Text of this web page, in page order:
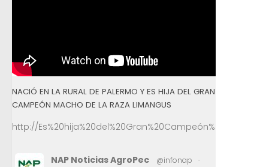
NACIÓ EN LA RURAL DE PALERMO Y ES HIJA DEL GRAN
CAMPEÓN MACHO DE LA RAZA LIMANGUS
http://
NAP Noticias AgroPec @infonap
·